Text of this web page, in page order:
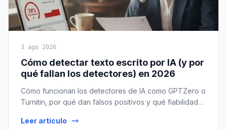
3 ago 2026
Cómo detectar texto escrito por IA (y por
qué fallan los detectores) en 2026
Cómo funcionan los detectores de IA como GPTZero o
Turnitin, por qué dan falsos positivos y qué fiabilidad
Leer artículo